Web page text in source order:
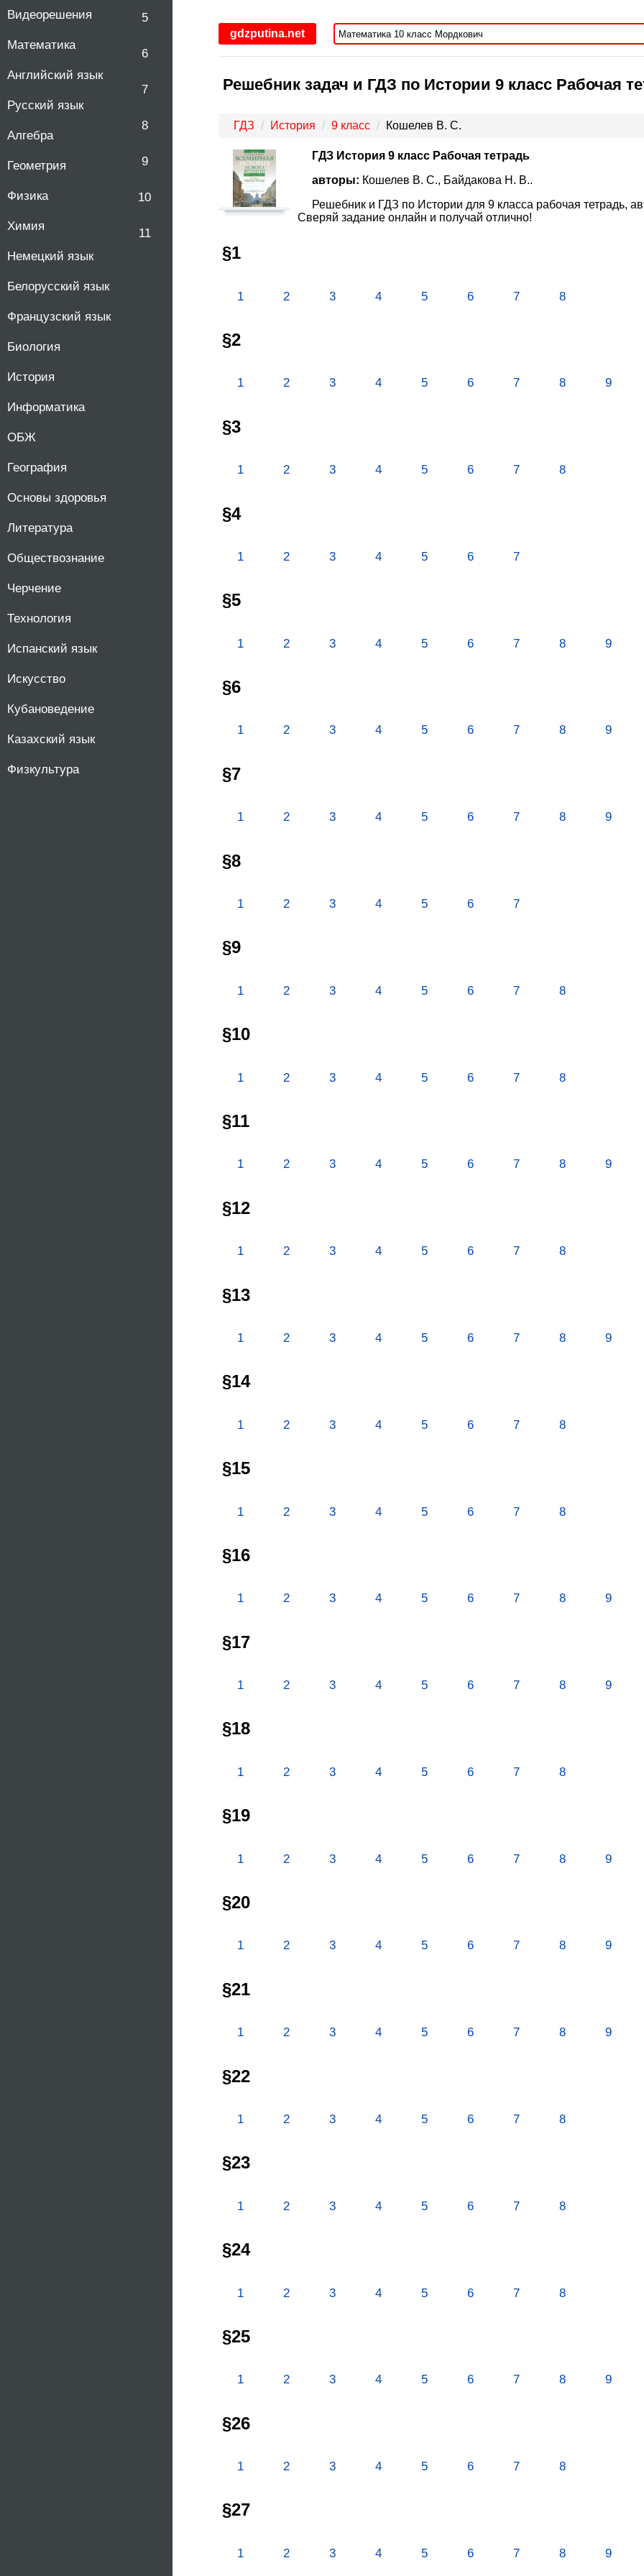
Видеорешения
Математика
Английский язык
Русский язык
Алгебра
Геометрия
Физика
Химия
Немецкий язык
Белорусский язык
Французский язык
Биология
История
Информатика
ОБЖ
География
Основы здоровья
Литература
Обществознание
Черчение
Технология
Испанский язык
Искусство
Кубановедение
Казахский язык
Физкультура
5
6
7
8
9
10
11
gdzputina.net
Решебник задач и ГДЗ по Истории 9 класс Рабочая
ГДЗ История 9 класс Кошелев В. С.
ГДЗ История 9 класс Рабочая тетрадь
авторы: Кошелев В. С., Байдакова Н. В..
Решебник и ГДЗ по Истории для 9 класса рабочая тетрадь,
Сверяй задание онлайн и получай отлично!
§1
1 2 3 4 5 6 7 8
§2
1 2 3 4 5 6 7 8 9
§3
1 2 3 4 5 6 7 8
§4
1 2 3 4 5 6 7
§5
1 2 3 4 5 6 7 8 9
§6
1 2 3 4 5 6 7 8 9
§7
1 2 3 4 5 6 7 8 9
§8
1 2 3 4 5 6 7
§9
1 2 3 4 5 6 7 8
§10
1 2 3 4 5 6 7 8
§11
1 2 3 4 5 6 7 8 9
§12
1 2 3 4 5 6 7 8
§13
1 2 3 4 5 6 7 8 9
§14
1 2 3 4 5 6 7 8
§15
1 2 3 4 5 6 7 8
§16
1 2 3 4 5 6 7 8 9
§17
1 2 3 4 5 6 7 8 9
§18
1 2 3 4 5 6 7 8
§19
1 2 3 4 5 6 7 8 9
§20
1 2 3 4 5 6 7 8 9
§21
1 2 3 4 5 6 7 8 9
§22
1 2 3 4 5 6 7 8
§23
1 2 3 4 5 6 7 8
§24
1 2 3 4 5 6 7 8
§25
1 2 3 4 5 6 7 8 9
§26
1 2 3 4 5 6 7 8
§27
1 2 3 4 5 6 7 8 9